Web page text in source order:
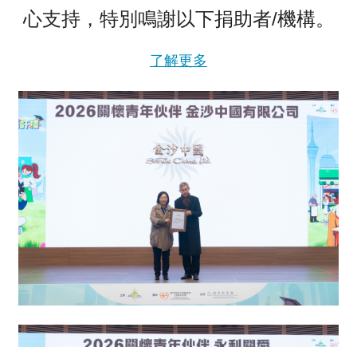
心支持，特別鳴謝以下捐助者/機構。
了解更多